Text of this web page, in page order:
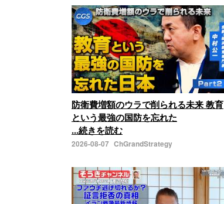
防衛費増額のウラで削られる未来 教育
という最強の国防を忘れた
...続きを読む
2026-08-07 ChGrandStrategy